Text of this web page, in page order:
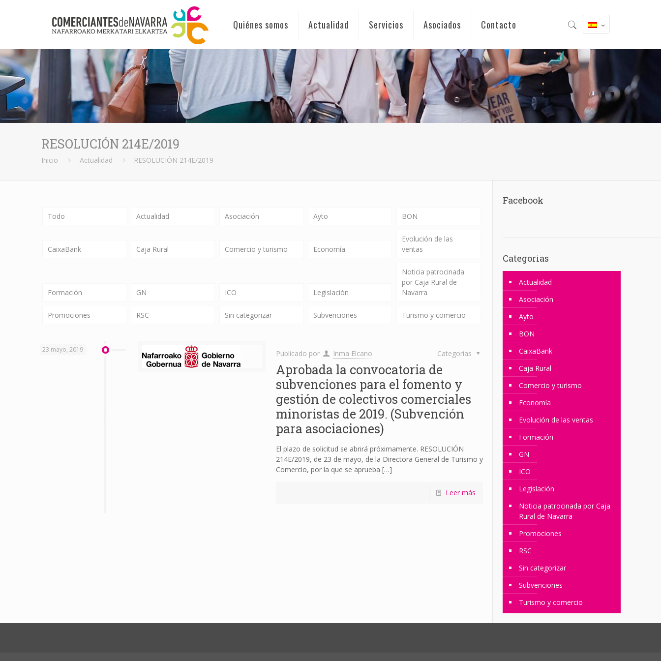
Quiénes somos Actualidad Servicios Asociados Contacto
RESOLUCIÓN 214E/2019
Inicio Actualidad RESOLUCIÓN 214E/2019
Todo Actualidad Asociación Ayto BON
CaixaBank Caja Rural Comercio y turismo Economía
Evolución de las
ventas
Formación GN ICO Legislación
Noticia patrocinada
por Caja Rural de
Navarra
Promociones RSC Sin categorizar Subvenciones Turismo y comercio
23 mayo, 2019 Publicado por Inma Elcano Categorías
Aprobada la convocatoria de
subvenciones para el fomento y
gestión de colectivos comerciales
minoristas de 2019. (Subvención
para asociaciones)
El plazo de solicitud se abrirá próximamente. RESOLUCIÓN
214E/2019, de 23 de mayo, de la Directora General de Turismo y
Comercio, por la que se aprueba […]
Leer más
Facebook
Categorias
Actualidad
Asociación
Ayto
BON
CaixaBank
Caja Rural
Comercio y turismo
Economía
Evolución de las ventas
Formación
GN
ICO
Legislación
Noticia patrocinada por Caja
Rural de Navarra
Promociones
RSC
Sin categorizar
Subvenciones
Turismo y comercio